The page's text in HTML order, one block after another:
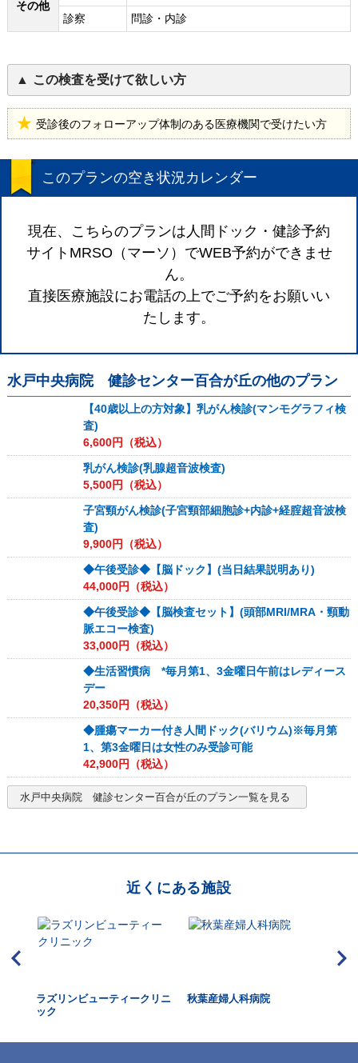
その他
診察
問診・内診
この検査を受けて欲しい方
受診後のフォローアップ体制のある医療機関で受けたい方
このプランの空き状況カレンダー
現在、こちらのプランは人間ドック・健診予約
サイトMRSO（マーソ）でWEB予約ができませ
ん。
直接医療施設にお電話の上でご予約をお願いい
たします。
水戸中央病院 健診センター百合が丘の他のプラン
【40歳以上の方対象】乳がん検診(マンモグラフィ検
査)
6,600円（税込）
乳がん検診(乳腺超音波検査)
5,500円（税込）
子宮頸がん検診(子宮頸部細胞診+内診+経腟超音波検
査)
9,900円（税込）
◆午後受診◆【脳ドック】(当日結果説明あり)
44,000円（税込）
◆午後受診◆【脳検査セット】(頭部MRI/MRA・頸動
脈エコー検査)
33,000円（税込）
◆生活習慣病 *毎月第1、3金曜日午前はレディース
デー
20,350円（税込）
◆腫瘍マーカー付き人間ドック(バリウム)※毎月第
1、第3金曜日は女性のみ受診可能
42,900円（税込）
水戸中央病院 健診センター百合が丘のプラン一覧を見る
近くにある施設
ラズリンビューティークリニ
ック
秋葉産婦人科病院